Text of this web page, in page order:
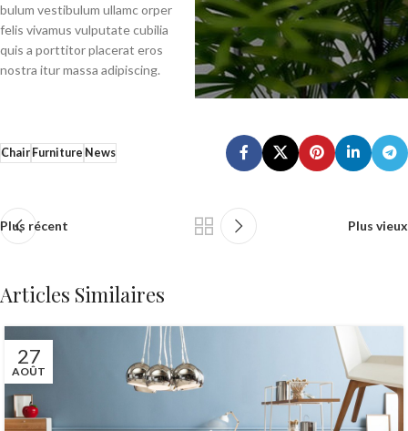
bulum vestibulum ullamc orper
felis vivamus vulputate cubilia
quis a porttitor placerat eros
nostra itur massa adipiscing.
ChairFurniture News
Plus récent Plus vieux
Articles Similaires
27
AOÛT